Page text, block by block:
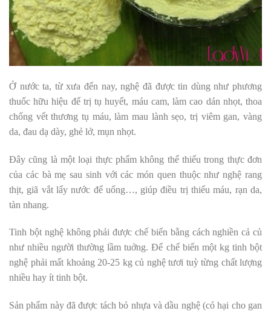
Ở nước ta, từ xưa đến nay, nghệ đã được tin dùng như phương
thuốc hữu hiệu để trị tụ huyết, máu cam, làm cao dán nhọt, thoa
chống vết thương tụ máu, làm mau lành sẹo, trị viêm gan, vàng
da, đau dạ dày, ghẻ lở, mụn nhọt.
Đây cũng là một loại thực phẩm không thể thiếu trong thực đơn
của các bà mẹ sau sinh với các món quen thuộc như nghệ rang
thịt, giã vắt lấy nước để uống…, giúp điều trị thiếu máu, rạn da,
tàn nhang.
Tinh bột nghệ không phải được chế biến bằng cách nghiền cả củ
như nhiều người thường lầm tuởng. Để chế biến một kg tinh bột
nghệ phải mất khoảng 20-25 kg củ nghệ tươi tuỳ từng chất lượng
nhiều hay ít tinh bột.
Sản phẩm này đã được tách bỏ nhựa và dầu nghệ (có hại cho gan